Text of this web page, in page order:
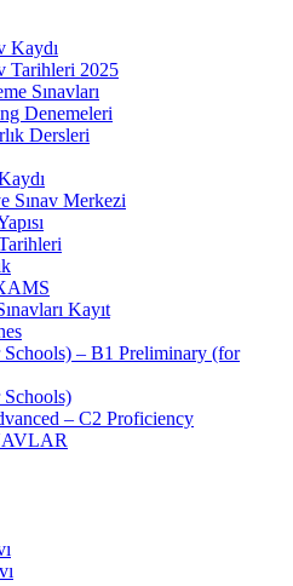
Kaydı
Tarihleri 2025
Sınavları
Denemeleri
Dersleri
Sınav Merkezi
Kayıt
– B1 Preliminary (for
– C2 Proficiency